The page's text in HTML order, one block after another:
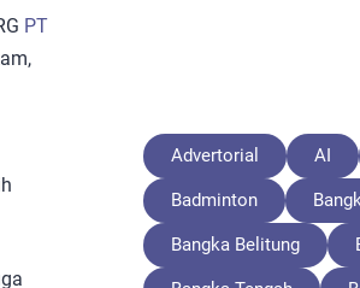
PT
Advertorial AI
Badminton
Bangka Belitung